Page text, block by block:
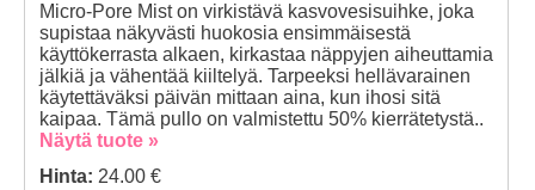
Micro-Pore Mist on virkistävä kasvovesisuihke, joka
supistaa näkyvästi huokosia ensimmäisestä
käyttökerrasta alkaen, kirkastaa näppyjen aiheuttamia
jälkiä ja vähentää kiiltelyä. Tarpeeksi hellävarainen
käytettäväksi päivän mittaan aina, kun ihosi sitä
kaipaa. Tämä pullo on valmistettu 50% kierrätetystä..
Näytä tuote »
Hinta: 24.00 €